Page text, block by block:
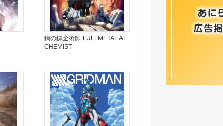
鋼の錬金術師 FULLMETAL AL
CHEMIST